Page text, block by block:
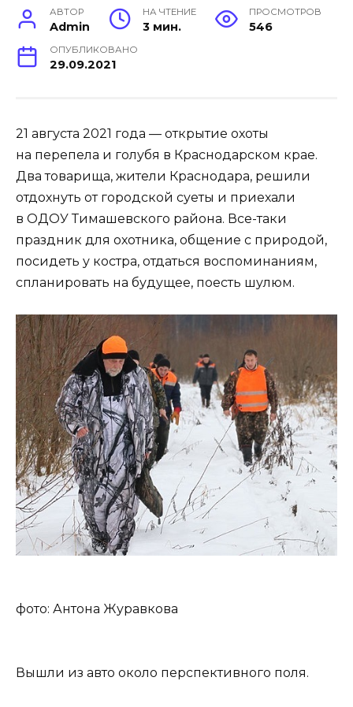
АВТОР
Admin
НА ЧТЕНИЕ
3 мин.
ПРОСМОТРОВ
546
ОПУБЛИКОВАНО
29.09.2021
21 августа 2021 года — открытие охоты
на перепела и голубя в Краснодарском крае.
Два товарища, жители Краснодара, решили
отдохнуть от городской суеты и приехали
в ОДОУ Тимашевского района. Все-таки
праздник для охотника, общение с природой,
посидеть у костра, отдаться воспоминаниям,
спланировать на будущее, поесть шулюм.
фото: Антона Журавкова
Вышли из авто около перспективного поля.